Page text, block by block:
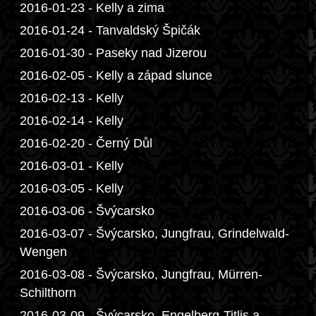
2016-01-23 - Kelly a zima
2016-01-24 - Tanvaldský Špičák
2016-01-30 - Paseky nad Jizerou
2016-02-05 - Kelly a západ slunce
2016-02-13 - Kelly
2016-02-14 - Kelly
2016-02-20 - Černý Důl
2016-03-01 - Kelly
2016-03-05 - Kelly
2016-03-06 - Švýcarsko
2016-03-07 - Švýcarsko, Jungfrau, Grindelwald-
Wengen
2016-03-08 - Švýcarsko, Jungfrau, Mürren-
Schilthorn